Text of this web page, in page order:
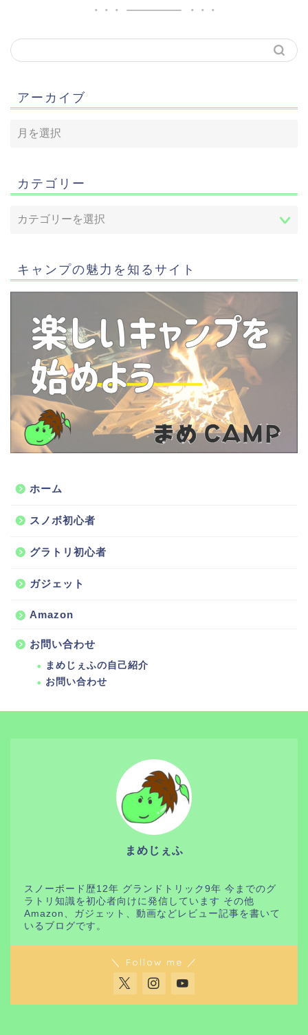
アーカイブ
カテゴリー
キャンプの魅力を知るサイト
ホーム
スノボ初心者
グラトリ初心者
ガジェット
Amazon
お問い合わせ
まめじぇふの自己紹介
お問い合わせ
まめじぇふ
スノーボード歴12年 グランドトリック9年 今までのグ
ラトリ知識を初心者向けに発信しています その他
Amazon、ガジェット、動画などレビュー記事を書いて
いるブログです。
＼ Follow me ／